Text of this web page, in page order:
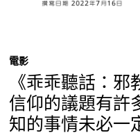
電影
《乖乖聽話：邪
信仰的議題有許
知的事情未必一